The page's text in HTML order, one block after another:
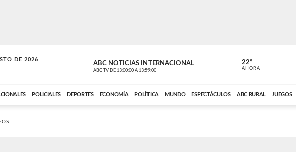
DE 2026
ABC NOTICIAS INTERNACIONAL
ABC TV DE 13:00:00 A 13:59:00 ABC CARDINAL
22º
AHORA
POLICIALES DEPORTES ECONOMÍA POLÍTICA MUNDO ESPECTÁCULOS ABC RURAL JUEGOS